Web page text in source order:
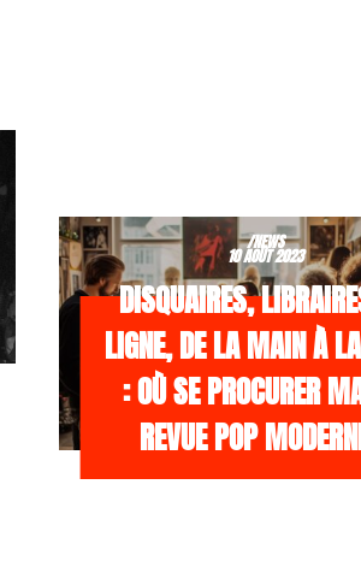
/NEWS
10 AOÛT 2023
DISQUAIRES,
LIGNE, DE LA MAIN À
: OÙ SE PROCURER
REVUE POP